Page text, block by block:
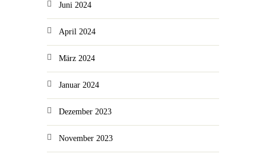
Juni 2024
April 2024
März 2024
Januar 2024
Dezember 2023
November 2023